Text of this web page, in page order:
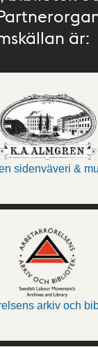
är:
sidenväveri &
arkiv och